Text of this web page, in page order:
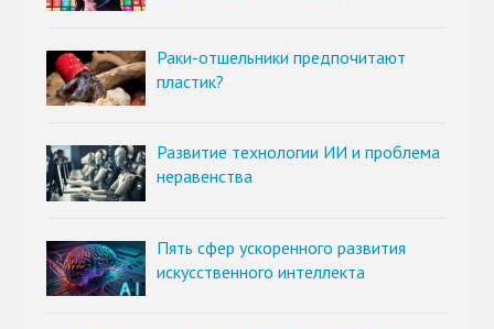
Раки-отшельники предпочитают
пластик?
Развитие технологии ИИ и проблема
неравенства
Пять сфер ускоренного развития
искусственного интеллекта